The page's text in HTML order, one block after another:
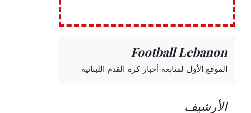
Football Lebanon
الموقع الأول لمتابعة أخبار كرة القدم اللبنانية
الأرشيف